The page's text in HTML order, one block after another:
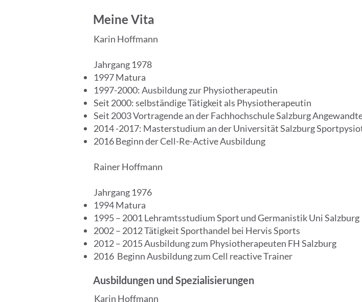
Meine Vita
Karin Hoffmann
Jahrgang 1978
1997 Matura
1997-2000: Ausbildung zur Physiotherapeutin
Seit 2000: selbständige Tätigkeit als Physiotherapeutin
Seit 2003 Vortragende an der Fachhochschule Salzburg
2014 -2017: Masterstudium an der Universität Salzburg
2016 Beginn der Cell-Re-Active Ausbildung
Rainer Hoffmann
Jahrgang 1976
1994 Matura
1995 – 2001 Lehramtsstudium Sport und Germanistik Uni Salzburg
2002 – 2012 Tätigkeit Sporthandel bei Hervis Sports
2012 – 2015 Ausbildung zum Physiotherapeuten FH Salzburg
2016 Beginn Ausbildung zum Cell reactive Trainer
Ausbildungen und Spezialisierungen
Karin Hoffmann